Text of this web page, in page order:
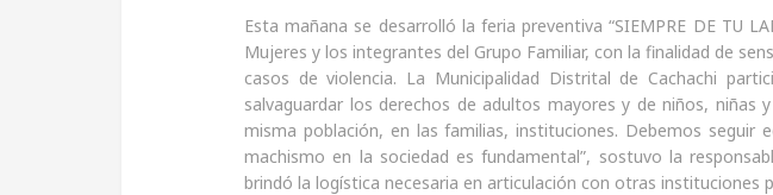
Esta mañana se desarrolló la feria preventiva “SIEMPRE DE TU
Mujeres y los integrantes del Grupo Familiar, con la finalidad de
casos de violencia. La Municipalidad Distrital de Cachachi
salvaguardar los derechos de adultos mayores y de niños, niñas
misma población, en las familias, instituciones. Debemos seguir
machismo en la sociedad es fundamental”, sostuvo la
brindó la logística necesaria en articulación con otras instituciones